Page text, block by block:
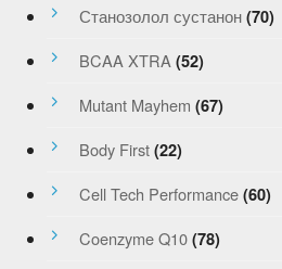
Станозолол сустанон (70)
BCAA XTRA (52)
Mutant Mayhem (67)
Body First (22)
Cell Tech Performance (60)
Coenzyme Q10 (78)